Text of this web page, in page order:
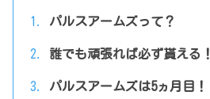
パルスアームズって？
誰でも頑張れば必ず貰える！
パルスアームズは5ヵ月目！